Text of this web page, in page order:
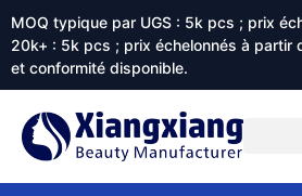
MOQ typique par UGS : 5k pcs ; prix
20k+ : 5k pcs ; prix échelonnés à partir
et conformité disponible.